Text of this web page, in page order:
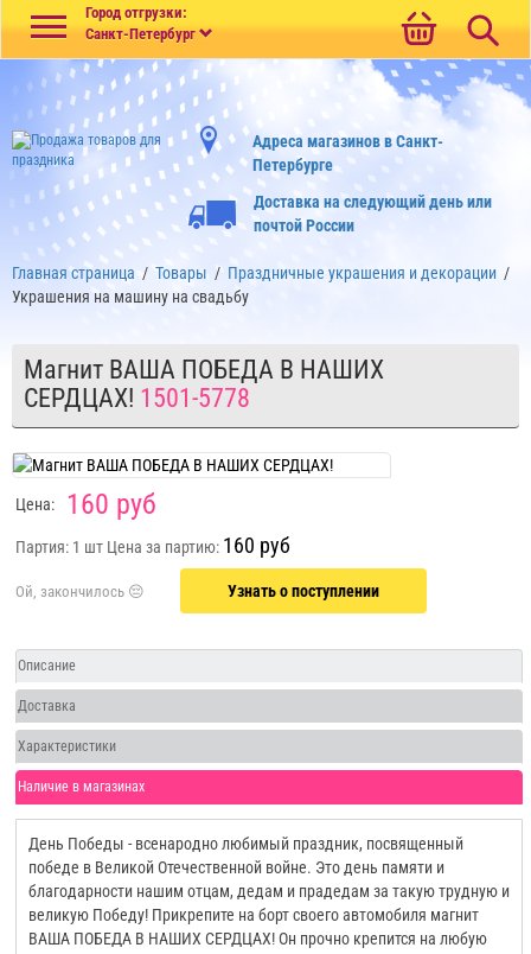
Город отгрузки:
Санкт-Петербург
Адреса магазинов в Санкт-
Петербурге
Доставка на следующий день или
почтой России
Главная страница / Товары / Праздничные украшения и декорации /
Украшения на машину на свадьбу
Магнит ВАША ПОБЕДА В НАШИХ
СЕРДЦАХ! 1501-5778
Цена: 160 руб
Партия: 1 шт Цена за партию: 160 руб
Узнать о поступлении
Описание
Доставка
Характеристики
Наличие в магазинах
День Победы - всенародно любимый праздник, посвященный
победе в Великой Отечественной войне. Это день памяти и
благодарности нашим отцам, дедам и прадедам за такую трудную и
великую Победу! Прикрепите на борт своего автомобиля магнит
ВАША ПОБЕДА В НАШИХ СЕРДЦАХ! Он прочно крепится на любую